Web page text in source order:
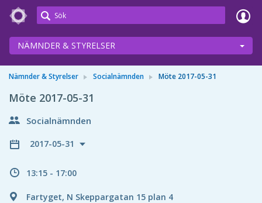
Meetings+
NÄMNDER & STYRELSER
Nämnder & Styrelser Socialnämnden Möte 2017-05-31
Möte 2017-05-31
Socialnämnden
2017-05-31
13:15 - 17:00
Fartyget, N Skeppargatan 15 plan 4